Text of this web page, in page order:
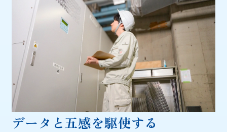
データと五感を駆使する